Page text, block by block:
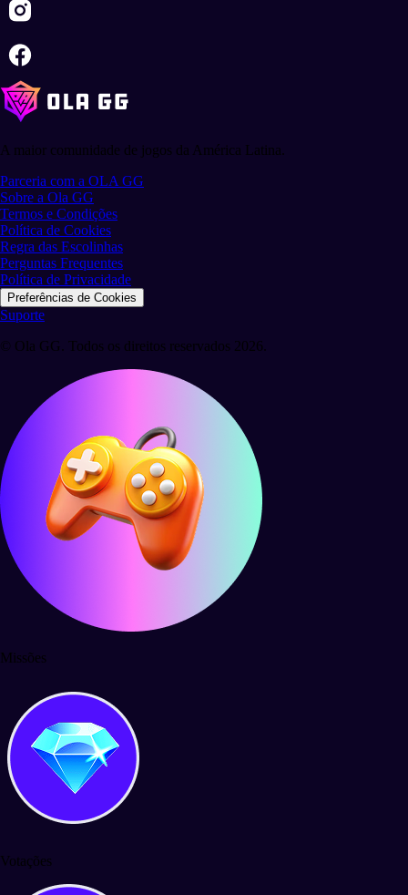
A maior comunidade de jogos da América Latina.
Parceria com a OLA GG
Sobre a Ola GG
Termos e Condições
Política de Cookies
Regra das Escolinhas
Perguntas Frequentes
Política de Privacidade
Preferências de Cookies
Suporte
© Ola GG. Todos os direitos reservados 2026.
Missões
Votações